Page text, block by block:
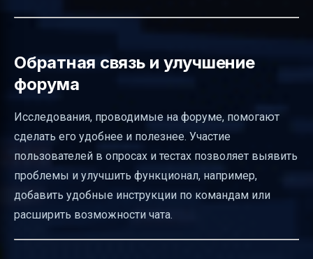
Обратная связь и улучшение
форума
Исследования, проводимые на форуме, помогают
сделать его удобнее и полезнее. Участие
пользователей в опросах и тестах позволяет выявить
проблемы и улучшить функционал, например,
добавить удобные инструкции по командам или
расширить возможности чата.